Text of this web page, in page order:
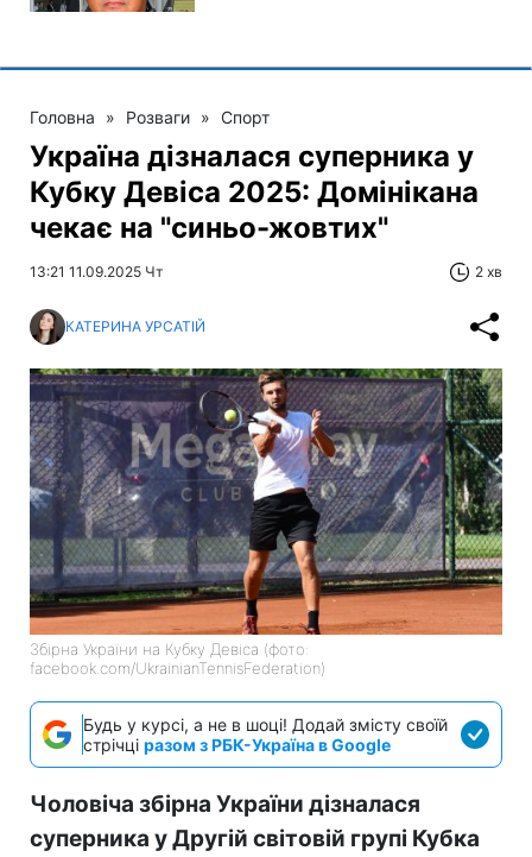
Головна » Розваги » Спорт
Україна дізналася суперника у
Кубку Девіса 2025: Домінікана
чекає на "синьо-жовтих"
13:21 11.09.2025 Чт 2 хв
КАТЕРИНА УРСАТІЙ
Збірна України на Кубку Девіса (фото:
facebook.com/UkrainianTennisFederation)
Будь у курсі, а не в шоці! Додай змісту своїй
стрічці разом з РБК-Україна в Google
Чоловіча збірна України дізналася
суперника у Другій світовій групі Кубка